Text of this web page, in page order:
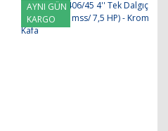
AYNI GÜN
KARGO